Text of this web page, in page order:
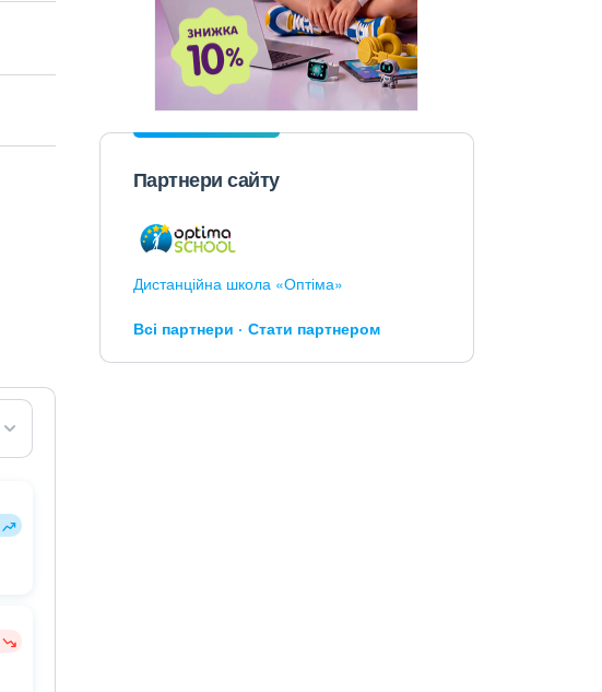
Партнери сайту
Дистанційна школа «Оптіма»
Всі партнери Стати партнером